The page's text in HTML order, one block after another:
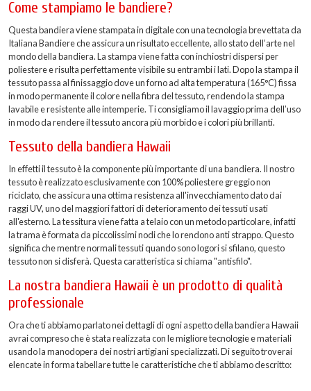
Come stampiamo le bandiere?
Questa bandiera viene stampata in digitale con una tecnologia brevettata da
Italiana Bandiere che assicura un risultato eccellente, allo stato dell’arte nel
mondo della bandiera. La stampa viene fatta con inchiostri dispersi per
poliestere e risulta perfettamente visibile su entrambi i lati. Dopo la stampa il
tessuto passa al finissaggio dove un forno ad alta temperatura (165°C) fissa
in modo permanente il colore nella fibra del tessuto, rendendo la stampa
lavabile e resistente alle intemperie. Ti consigliamo il lavaggio prima dell’uso
in modo da rendere il tessuto ancora più morbido e i colori più brillanti.
Tessuto della bandiera Hawaii
In effetti il tessuto è la componente più importante di una bandiera. Il nostro
tessuto è realizzato esclusivamente con 100% poliestere greggio non
riciclato, che assicura una ottima resistenza all'invecchiamento dato dai
raggi UV, uno del maggiori fattori di deterioramento dei tessuti usati
all'esterno. La tessitura viene fatta a telaio con un metodo particolare, infatti
la trama è formata da piccolissimi nodi che lo rendono anti strappo. Questo
significa che mentre normali tessuti quando sono logori si sfilano, questo
tessuto non si disferà. Questa caratteristica si chiama "antisfilo".
La nostra bandiera Hawaii è un prodotto di qualità
professionale
Ora che ti abbiamo parlato nei dettagli di ogni aspetto della bandiera Hawaii
avrai compreso che è stata realizzata con le migliore tecnologie e materiali
usando la manodopera dei nostri artigiani specializzati. Di seguito troverai
elencate in forma tabellare tutte le caratteristiche che ti abbiamo descritto: